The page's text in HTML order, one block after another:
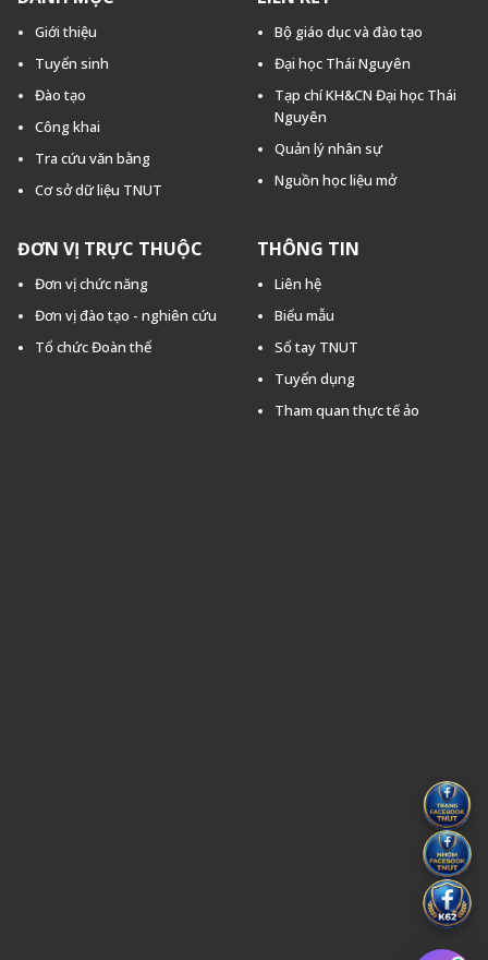
Giới thiệu
Tuyển sinh
Đào tạo
Công khai
Tra cứu văn bằng
Cơ sở dữ liệu TNUT
Bộ giáo dục và đào tạo
Đại học Thái Nguyên
Tạp chí KH&CN Đại học Thái
Nguyên
Quản lý nhân sự
Nguồn học liệu mở
ĐƠN VỊ TRỰC THUỘC
Đơn vị chức năng
Đơn vị đào tạo - nghiên cứu
Tổ chức Đoàn thể
THÔNG TIN
Liên hệ
Biểu mẫu
Sổ tay TNUT
Tuyển dụng
Tham quan thực tế ảo